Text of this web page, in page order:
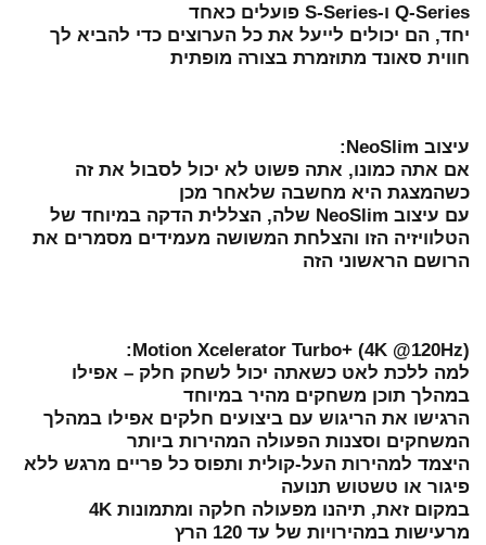
Q-Series ו-S-Series פועלים כאחד
יחד, הם יכולים לייעל את כל הערוצים כדי להביא לך
חווית סאונד מתוזמרת בצורה מופתית
עיצוב NeoSlim:
אם אתה כמונו, אתה פשוט לא יכול לסבול את זה
כשהמצגת היא מחשבה שלאחר מכן
עם עיצוב NeoSlim שלה, הצללית הדקה במיוחד של
הטלוויזיה הזו והצלחת המשושה מעמידים מסמרים את
הרושם הראשוני הזה
Motion Xcelerator Turbo+ (4K @120Hz):
למה ללכת לאט כשאתה יכול לשחק חלק – אפילו
במהלך תוכן משחקים מהיר במיוחד
הרגישו את הריגוש עם ביצועים חלקים אפילו במהלך
המשחקים וסצנות הפעולה המהירות ביותר
היצמד למהירות העל-קולית ותפוס כל פריים מרגש ללא
פיגור או טשטוש תנועה
במקום זאת, תיהנו מפעולה חלקה ומתמונות 4K
מרעישות במהירויות של עד 120 הרץ